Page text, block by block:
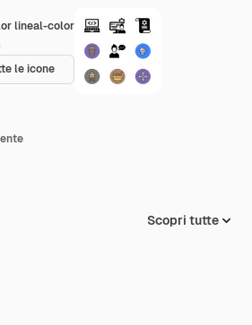
lineal-color
le icone
Scopri tutte